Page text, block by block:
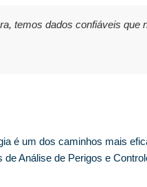
temos dados confiáveis que
é um dos caminhos mais
Análise de Perigos e